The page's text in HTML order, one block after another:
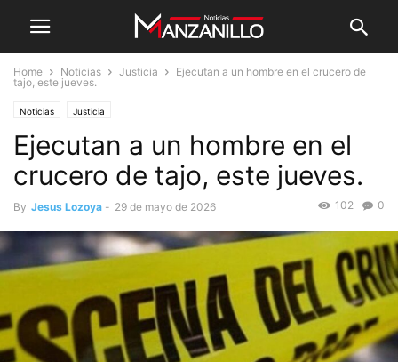
Home Noticias Justicia
Ejecutan a un hombre en el crucero de
tajo, este jueves.
Noticias Justicia
Ejecutan a un hombre en el
crucero de tajo, este jueves.
By Jesus Lozoya - 29 de mayo de 2026 0
102